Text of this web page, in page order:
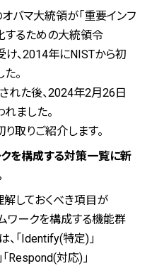
バマ大統領が「重要インフ
するための大統領令
け、2014年にNISTから初
。
れた後、2024年2月26日
ました。
取りご紹介します。
を構成する対策一覧に新
解しておくべき項目が
ワークを構成する機能群
、「Identify(特定)」
Respond(対応)」